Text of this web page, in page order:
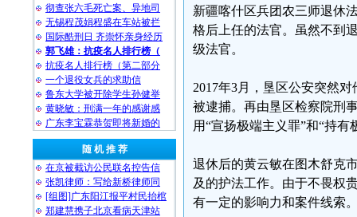
彻查张六毛死亡案、异地司
无锡程茂娟程盛在车站被拦
国际酷刑日 齐崇怀亲身经历
郭飞雄：抗疫名人排行榜（
抗疫名人排行榜（第二部分
一个退役女兵的求助信
鲁东大学被开除学生孙健举
黄晓敏：刑满一年的感谢感
广东李宝霖恭贺即将新婚的
随 机 推 荐
在京被截访公民联名控告信
张凯律师：写给新桥律师同
[组图]广东阳江报平村民抬棺
郑建慧携子北京看病天津站
新疆喀什区兵团农三师退休
格后上任的法官。虽然不到
级法官。
2017年3月，垦区公安突然
被逮捕。再由垦区检察院刑
用“宣扬极端主义罪”和“持
退休后的黄云敏在图木舒克
及的护法工作。由于不畏权
有一定的影响力和案件线索